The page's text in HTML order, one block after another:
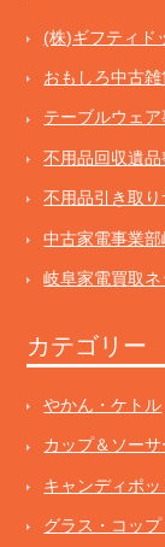
(株)ギフティド
おもしろ中古
テーブルウェア
不用品回収遺
不用品引き取
中古家電事業部
岐阜家電買取ネ
カテゴリー
やかん・ケトル
カップ＆ソーサ
キャンディポッ
グラス・コッ